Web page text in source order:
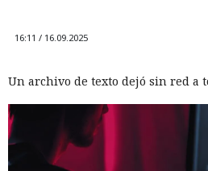
16:11 / 16.09.2025
Un archivo de texto dejó sin red a